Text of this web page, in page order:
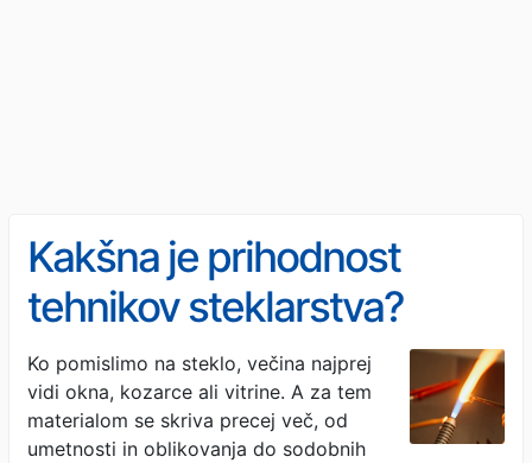
Kakšna je prihodnost
tehnikov steklarstva?
"Znanje je ključno, zaslužki
pa lahko zelo dobri."
Ko pomislimo na steklo, večina najprej
vidi okna, kozarce ali vitrine. A za tem
materialom se skriva precej več, od
umetnosti in oblikovanja do sodobnih